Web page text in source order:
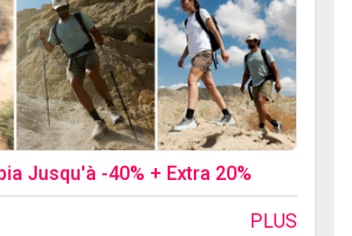
Jusqu'à -40% + Extra 20%
PLUS